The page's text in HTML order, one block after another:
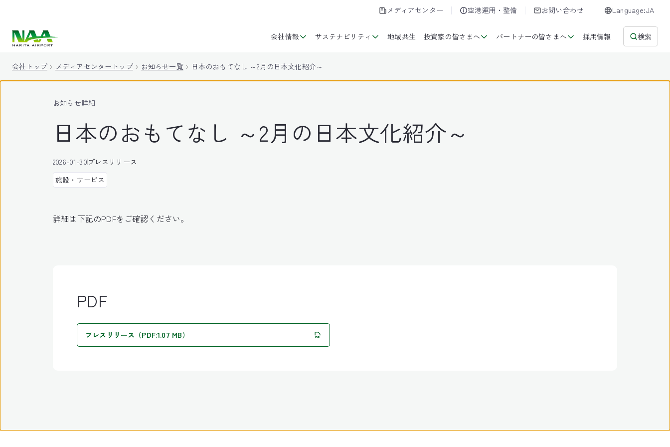
メディアセンター 空港運用・整備 お問い合わせ Language:JA
会社情報 サステナビリティ 地域共生 投資家の皆さまへ パートナーの皆さまへ 採用情報 検索
会社トップ メディアセンタートップ お知らせ一覧 日本のおもてなし ～2月の日本文化紹介～
お知らせ詳細
日本のおもてなし ～2月の日本文化紹介～
2026-01-30プレスリリース
施設・サービス
詳細は下記のPDFをご確認ください。
PDF
プレスリリース（PDF:1.07 MB）